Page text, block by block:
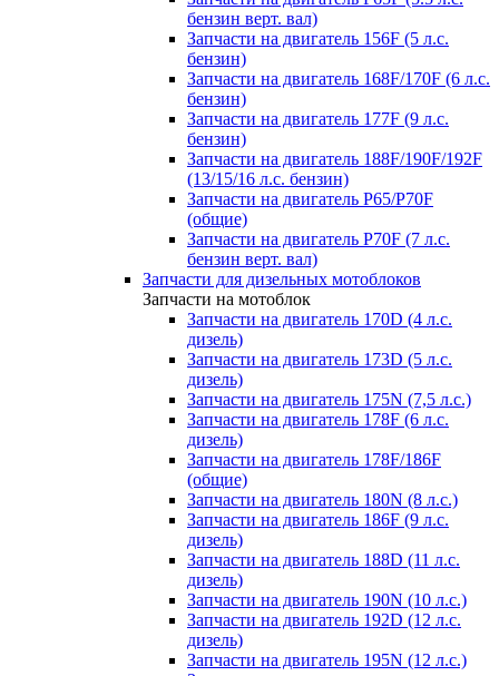
бензин верт. вал)
Запчасти на двигатель 156F (5 л.с.
бензин)
Запчасти на двигатель 168F/170F (6 л.с.
бензин)
Запчасти на двигатель 177F (9 л.с.
бензин)
Запчасти на двигатель 188F/190F/192F
(13/15/16 л.с. бензин)
Запчасти на двигатель P65/P70F
(общие)
Запчасти на двигатель P70F (7 л.с.
бензин верт. вал)
Запчасти для дизельных мотоблоков
Запчасти на мотоблок
Запчасти на двигатель 170D (4 л.с.
дизель)
Запчасти на двигатель 173D (5 л.с.
дизель)
Запчасти на двигатель 175N (7,5 л.с.)
Запчасти на двигатель 178F (6 л.с.
дизель)
Запчасти на двигатель 178F/186F
(общие)
Запчасти на двигатель 180N (8 л.с.)
Запчасти на двигатель 186F (9 л.с.
дизель)
Запчасти на двигатель 188D (11 л.с.
дизель)
Запчасти на двигатель 190N (10 л.с.)
Запчасти на двигатель 192D (12 л.с.
дизель)
Запчасти на двигатель 195N (12 л.с.)